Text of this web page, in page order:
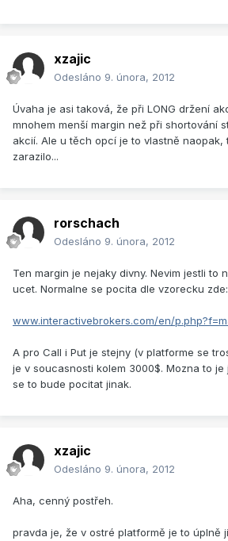
xzajic
Odesláno 9. února, 2012
Úvaha je asi taková, že při LONG držení
mnohem menší margin než při shortování
akcií. Ale u těch opcí je to vlastně naopak,
zarazilo...
rorschach
Odesláno 9. února, 2012
Ten margin je nejaky divny. Nevim jestli to
ucet. Normalne se pocita dle vzorecku zde:
www.interactivebrokers.com/en/
A pro Call i Put je stejny (v platforme se
je v soucasnosti kolem 3000$. Mozna to
se to bude pocitat jinak.
xzajic
Odesláno 9. února, 2012
Aha, cenný postřeh.
pravda je, že v ostré platformě je to úplně